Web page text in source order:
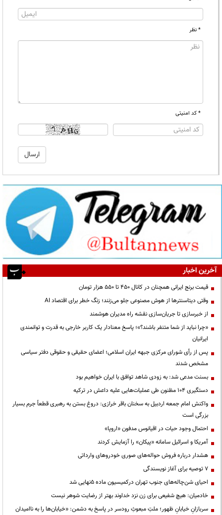
* نظر
* کد امنیتی
آخرین اخبار
قیمت‌ برنج ایرانی همچنان در کانال ۴۵۰ تا ۵۵۰ هزار تومان
وقتی دیتاسنترها از هوش مصنوعی جلو می‌زنند؛ زنگ خطر برای اقتصاد AI
از خبرسازی تا جریان‌سازی نقشه راه مدیران هوشمند
«چرا نباید از شما متنفر باشند؟»؛ پاسخ معنادار یک کاربر خارجی به قدرت و توانمندی
ایرانیان
پس از رأی شورای مرکزی جبهه ایران اسلامی؛ اعضای حقیقی و حقوقی دفتر سیاسی
مشخص شدند
بسنت مدعی شد: به زودی شاهد توافق با ایران خواهیم بود
دستگیری ۱۰۴ مظنون طی عملیات‌هایی علیه داعش در ترکیه
واکنش امام جمعه اردبیل به سخنان باقر خرازی: دروغ بستن به رهبری قطعاً جرم بسیار
بزرگی است
احتمال وجود حیات در اقیانوس مدفون «اروپا»
آمریکا و اسرائیل سامانه «پیکان» را آزمایش کردند
هشدار درباره فروش حواله‌های صوری خودروهای وارداتی
۷ توصیه برای آغاز نویسندگی
احیای شن‌چاله‌های جنوب تهران درکمیسیون ماده ۵نهایی شد
خادمیان: هیچ شفیعی برای زن نزد خداوند بهتر از رضایت شوهر نیست
سربازانِ خیابانِ ظهور؛ ملتِ مبعوثِ رودسر در پاسخ به دشمن: «خیابان‌ها را به ناامیدان